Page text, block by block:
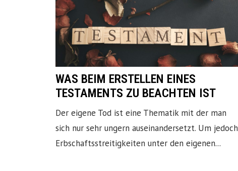
WAS BEIM ERSTELLEN EINES
TESTAMENTS ZU BEACHTEN IST
Der eigene Tod ist eine Thematik mit der man
sich nur sehr ungern auseinandersetzt. Um jedoch
Erbschaftsstreitigkeiten unter den eigenen...